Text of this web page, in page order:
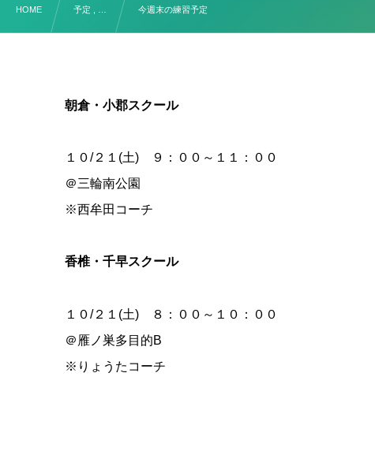
HOME 予定 , … 今週末の練習予定
朝倉・小郡スクール
１０/２１(土) ９：００～１１：００
＠三輪南公園
※西牟田コーチ
香椎・千早スクール
１０/２１(土) ８：００～１０：００
＠雁ノ巣多目的B
※りょうたコーチ